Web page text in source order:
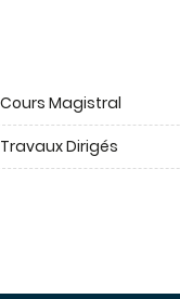
Cours Magistral
Travaux Dirigés